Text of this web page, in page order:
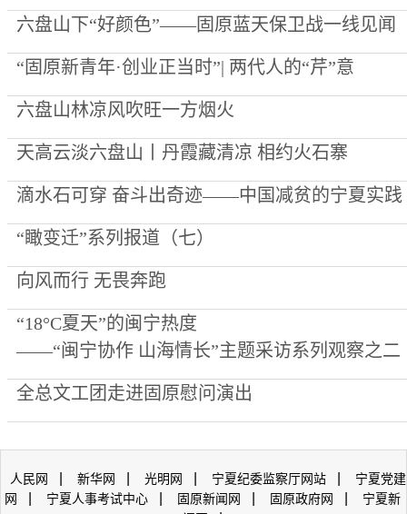
六盘山下“好颜色”——固原蓝天保卫战一线见闻
“固原新青年·创业正当时”| 两代人的“芹”意
六盘山林凉风吹旺一方烟火
天高云淡六盘山丨丹霞藏清凉 相约火石寨
滴水石可穿 奋斗出奇迹——中国减贫的宁夏实践
“瞰变迁”系列报道（七）
向风而行 无畏奔跑
“18°C夏天”的闽宁热度
——“闽宁协作 山海情长”主题采访系列观察之二
全总文工团走进固原慰问演出
人民网 新华网 光明网 宁夏纪委监察厅网站
宁夏党建
网
宁夏人事考试中心 固原新闻网 固原政府网
宁夏新